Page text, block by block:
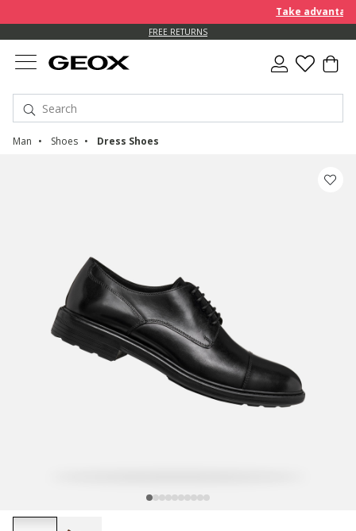
Take advantage
FREE RETURNS
Man Shoes Dress Shoes